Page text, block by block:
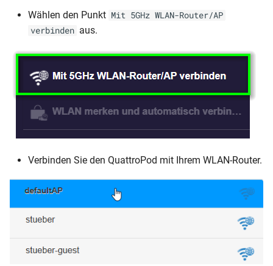
Wählen den Punkt Mit 5GHz WLAN-Router/AP
verbinden aus.
Verbinden Sie den QuattroPod mit Ihrem WLAN-Router.